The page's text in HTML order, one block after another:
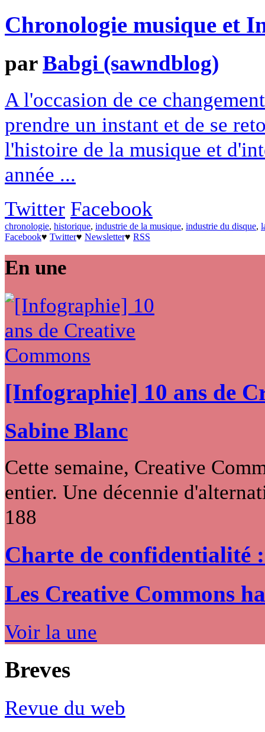
Chronologie musique et
parBabgi (sawndblog)
A l'occasion de ce
prendre un instant et de se
l'histoire de la musique et
année ...
Twitter Facebook
chronologie, historique, industrie de la musique, industrie du disque,
Facebook♥ Twitter♥ Newsletter♥ RSS
En une
[Infographie] 10 ans de
Sabine Blanc
Cette semaine, Creative
entier. Une décennie
188
Charte de confidentialité
Les Creative Commons
Voir la une
Breves
Revue du web